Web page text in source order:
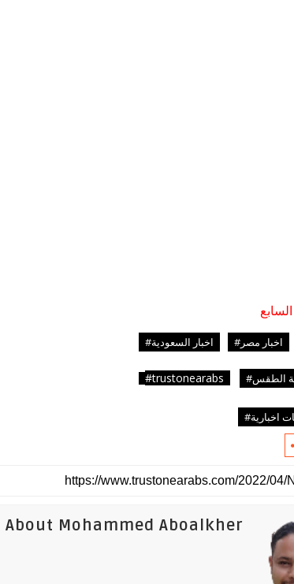
السابع
اخبار مصر# اخبار السعودية#
الطقس#
اخبارية#
About Mohammed Aboalkher